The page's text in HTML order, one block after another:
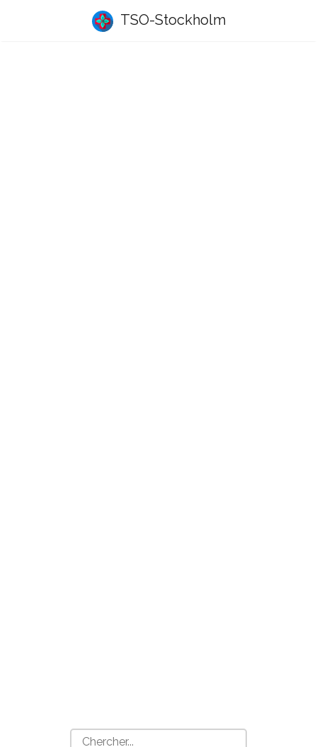
TSO-Stockholm